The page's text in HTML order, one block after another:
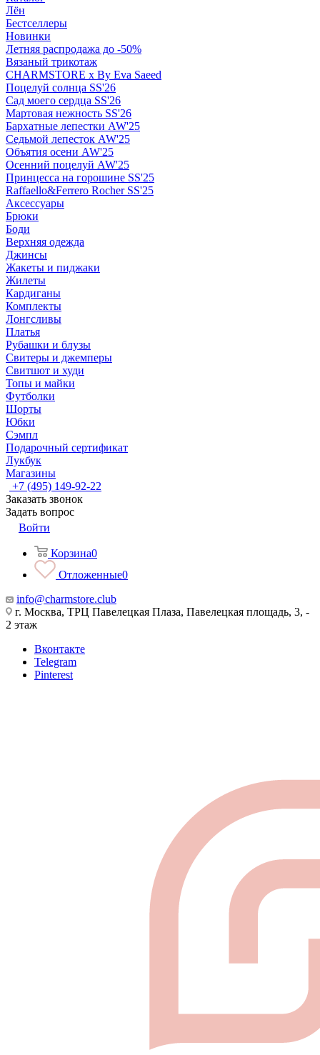
Лён
Бестселлеры
Новинки
Летняя распродажа до -50%
Вязаный трикотаж
CHARMSTORE х By Eva Saeed
Поцелуй солнца SS'26
Сад моего сердца SS'26
Мартовая нежность SS'26
Бархатные лепестки AW'25
Седьмой лепесток AW'25
Объятия осени AW'25
Осенний поцелуй AW'25
Принцесса на горошине SS'25
Raffaello&Ferrero Rocher SS'25
Аксессуары
Брюки
Боди
Верхняя одежда
Джинсы
Жакеты и пиджаки
Жилеты
Кардиганы
Комплекты
Лонгсливы
Платья
Рубашки и блузы
Свитеры и джемперы
Свитшот и худи
Топы и майки
Футболки
Шорты
Юбки
Сэмпл
Подарочный сертификат
Лукбук
Магазины
+7 (495) 149-92-22
Заказать звонок
Задать вопрос
Войти
Корзина0
Отложенные0
info@charmstore.club
г. Москва, ТРЦ Павелецкая Плаза, Павелецкая площадь, 3, -
2 этаж
Вконтакте
Telegram
Pinterest